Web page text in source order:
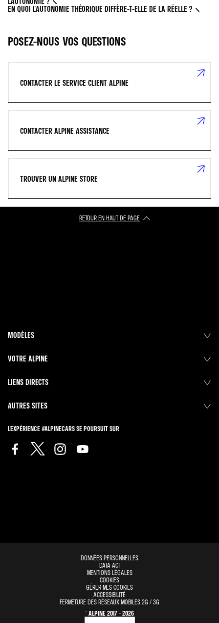
EN QUOI L'AUTONOMIE THÉORIQUE DIFFÈRE-T-ELLE DE LA RÉELLE ?
POSEZ-NOUS VOS QUESTIONS
CONTACTER LE SERVICE CLIENT ALPINE
CONTACTER ALPINE ASSISTANCE
TROUVER UN ALPINE STORE
RETOUR EN HAUT DE PAGE​
MODÈLES
VOTRE ALPINE
LIENS DIRECTS
AUTRES SITES
L'EXPÉRIENCE #ALPINECARS SE POURSUIT SUR
DONNÉES PERSONNELLES
DATA ACT
MENTIONS LÉGALES
COOKIES
GÉRER MES COOKIES
ACCESSIBILITÉ
FERMETURE DES RÉSEAUX MOBILES 2G / 3G
© ALPINE 2017 - 2026